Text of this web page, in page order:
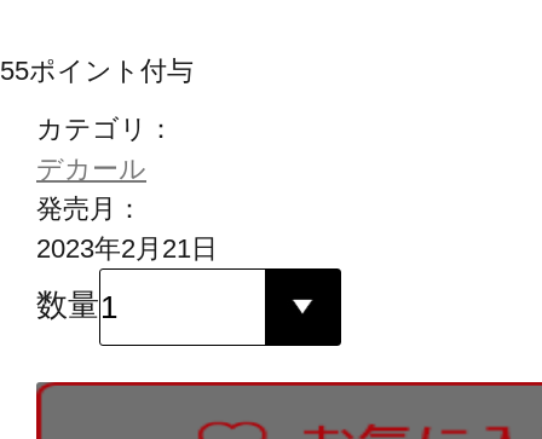
55ポイント付与
カテゴリ：
デカール
発売月：
2023年2月21日
数量